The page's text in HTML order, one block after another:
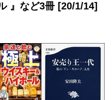
』など3冊 [20/1/14]